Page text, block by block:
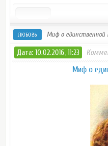
ЛЮБОВЬ Миф о
Дата: 10.02.2016, 11:23
Миф о